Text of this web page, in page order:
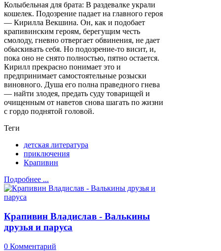
Колыбельная для брата: В раздевалке украли
кошелек. Подозрение падает на главного героя
— Кирилла Векшина. Он, как и подобает
крапивинским героям, берегущим честь
смолоду, гневно отвергает обвинения, не дает
обыскивать себя. Но подозрение-то висит, и,
пока оно не снято полностью, пятно остается.
Кирилл прекрасно понимает это и
предпринимает самостоятельные розыски
виновного. Душа его полна праведного гнева
— найти злодея, предать суду товарищей и
очищенным от наветов снова шагать по жизни
с гордо поднятой головой.
Теги
детская литература
приключения
Крапивин
Подробнее ...
Крапивин Владислав - Валькины
друзья и паруса
0 Комментарий